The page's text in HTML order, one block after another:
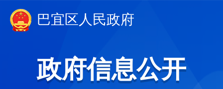
巴宜区人民政府
政府信息公开